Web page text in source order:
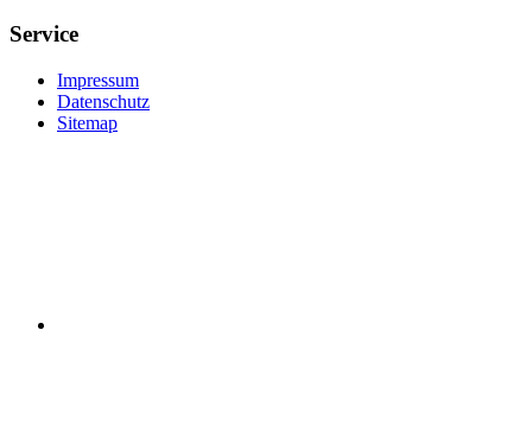
Service
Impressum
Datenschutz
Sitemap